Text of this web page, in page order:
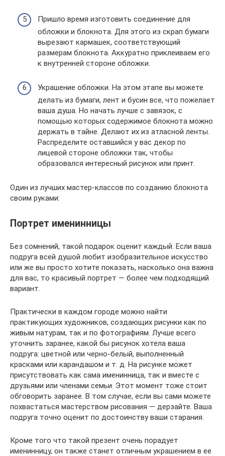
Пришло время изготовить соединение для
обложки и блокнота. Для этого из скрап бумаги
вырезают кармашек, соответствующий
размерам блокнота. Аккуратно приклеиваем его
к внутренней стороне обложки.
Украшение обложки. На этом этапе вы можете
делать из бумаги, лент и бусин все, что пожелает
ваша душа. Но начать лучше с завязок, с
помощью которых содержимое блокнота можно
держать в тайне. Делают их из атласной ленты.
Распределите оставшийся у вас декор по
лицевой стороне обложки так, чтобы
образовался интересный рисунок или принт.
Один из лучших мастер-классов по созданию блокнота
своим руками:
Портрет именинницы
Без сомнений, такой подарок оценит каждый. Если ваша
подруга всей душой любит изобразительное искусство
или же вы просто хотите показать, насколько она важна
для вас, то красивый портрет — более чем подходящий
вариант.
Практически в каждом городе можно найти
практикующих художников, создающих рисунки как по
живым натурам, так и по фотографиям. Лучше всего
уточнить заранее, какой бы рисунок хотела ваша
подруга: цветной или черно-белый, выполненный
красками или карандашом и т. д. На рисунке может
присутствовать как сама именинница, так и вместе с
друзьями или членами семьи. Этот момент тоже стоит
обговорить заранее. В том случае, если вы сами можете
похвастаться мастерством рисования — дерзайте. Ваша
подруга точно оценит по достоинству ваши старания.
Кроме того что такой презент очень порадует
именинницу, он также станет отличным украшением в ее